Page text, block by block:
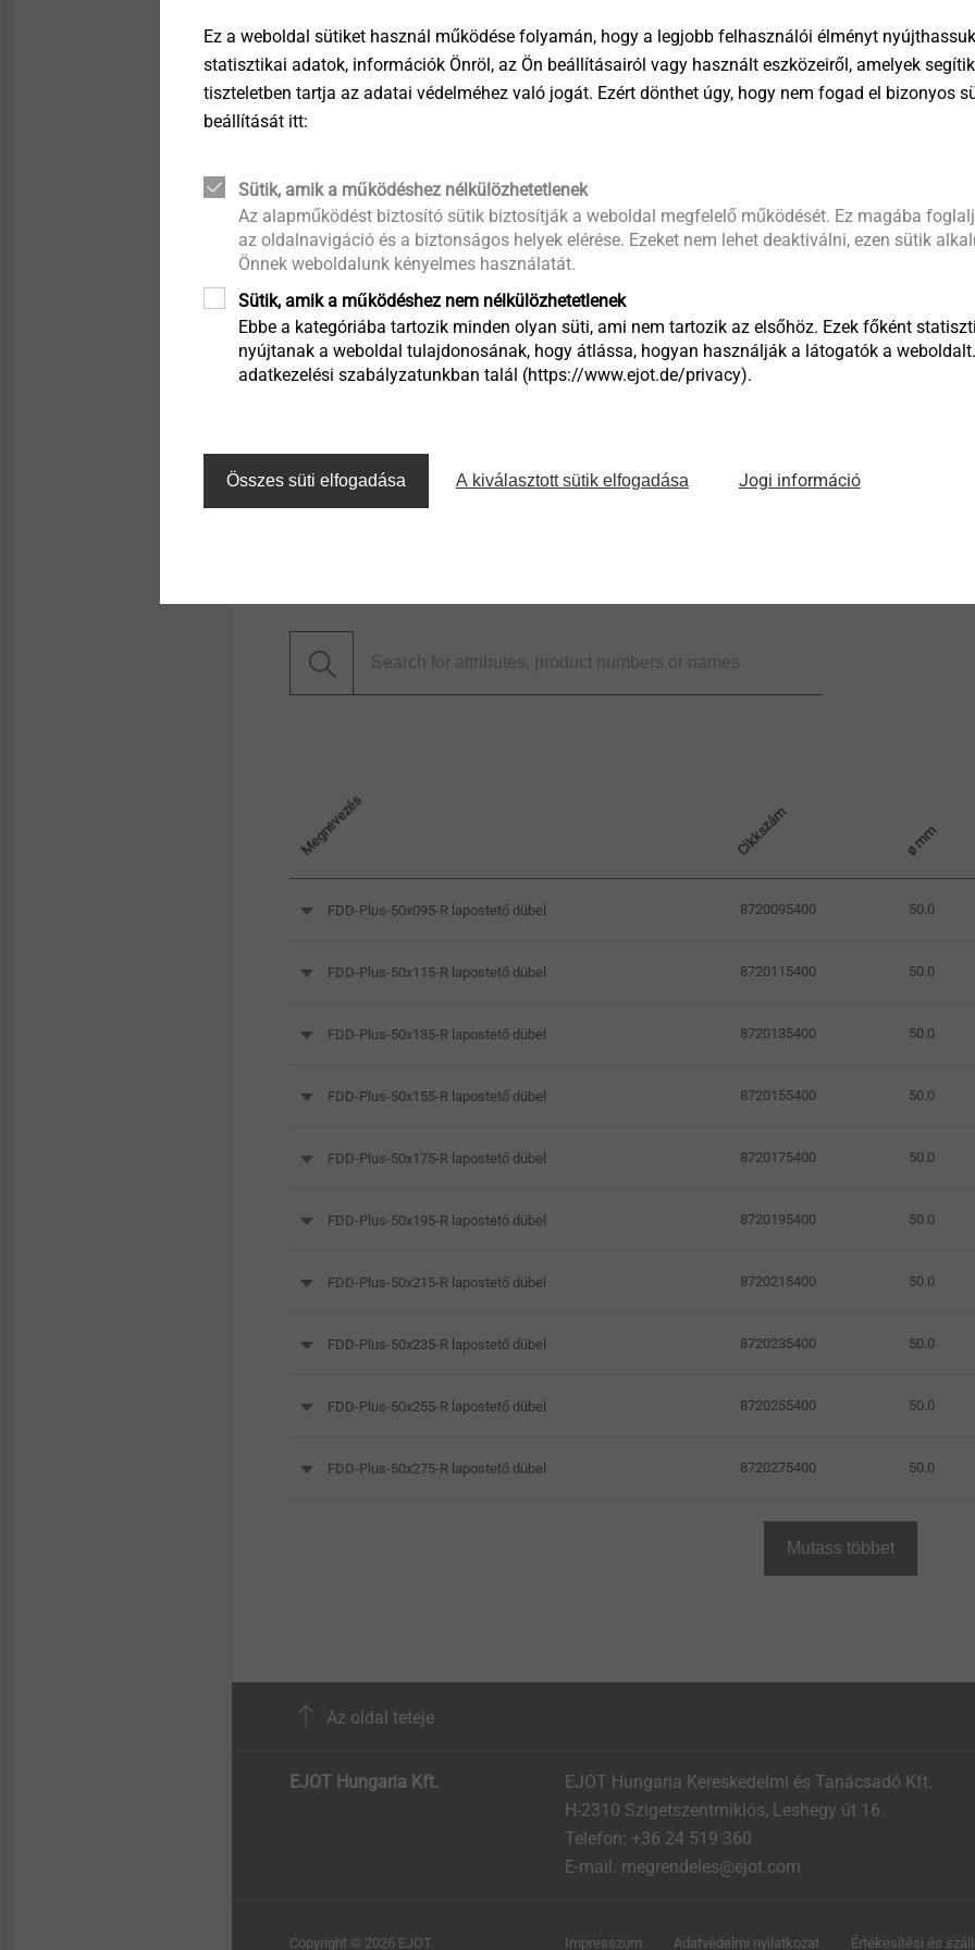
Könnyűbeton LC12/13 ≥ 30 mm
Pórusbeton P 3.3/0.5 ≥ 65 mm
Furatmélység
Pórusbeton P 3.3/0.5 ≥ 80 mm
Megjegyzés
közreműködésével, építéshelyszíni húzópróba elvégzése szükséges.
Szűrő
Megnevezés Cikkszám ø mm
FDD-Plus-50x095-R lapostető dübel 8720095400 50.0
FDD-Plus-50x115-R lapostető dübel 8720115400 50.0
FDD-Plus-50x135-R lapostető dübel 8720135400 50.0
FDD-Plus-50x155-R lapostető dübel 8720155400 50.0
FDD-Plus-50x175-R lapostető dübel 8720175400 50.0
FDD-Plus-50x195-R lapostető dübel 8720195400 50.0
FDD-Plus-50x215-R lapostető dübel 8720215400 50.0
FDD-Plus-50x235-R lapostető dübel 8720235400 50.0
FDD-Plus-50x255-R lapostető dübel 8720255400 50.0
FDD-Plus-50x275-R lapostető dübel 8720275400 50.0
Mutass többet
Az oldal teteje
EJOT Hungaria Kft.
EJOT Hungaria Kereskedelmi és Tanácsadó Kft.
H-2310 Szigetszentmiklós, Leshegy út 16.
Telefon: +36 24 519 360
E-mail: megrendeles@ejot.com
Copyright © 2026 EJOT Impresszum Adatvédelmi nyilatkozat Értékesítési és
Ez a weboldal sütiket használ működése folyamán, hogy a legjobb felhasználói élményt
statisztikai adatok, információk Önröl, az Ön beállításairól vagy használt eszközeiről, amelyek
tiszteletben tartja az adatai védelméhez való jogát. Ezért dönthet úgy, hogy nem fogad el bizonyos
beállítását itt:
Sütik, amik a működéshez nélkülözhetetlenek
Az alapműködést biztosító sütik biztosítják a weboldal megfelelő működését. Ez magába
az oldalnavigáció és a biztonságos helyek elérése. Ezeket nem lehet deaktiválni, ezen sütik
Önnek weboldalunk kényelmes használatát.
Sütik, amik a működéshez nem nélkülözhetetlenek
Ebbe a kategóriába tartozik minden olyan süti, ami nem tartozik az elsőhöz. Ezek főként
nyújtanak a weboldal tulajdonosának, hogy átlássa, hogyan használják a látogatók a
adatkezelési szabályzatunkban talál (https://www.ejot.de/privacy).
Összes süti elfogadása A kiválasztott sütik elfogadása Jogi információ